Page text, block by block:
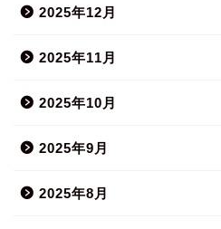
2025年12月
2025年11月
2025年10月
2025年9月
2025年8月